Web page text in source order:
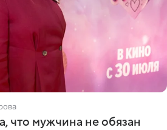
что мужчина не обязан